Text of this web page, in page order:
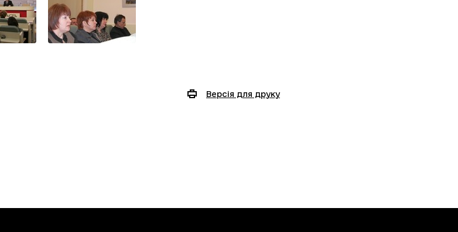
Версія для друку